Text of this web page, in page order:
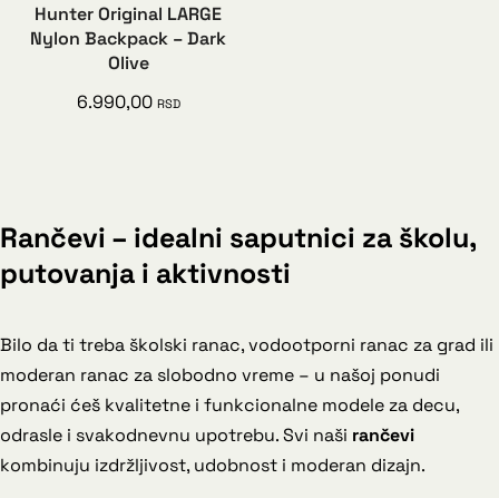
Hunter Original LARGE
Nylon Backpack – Dark
Olive
6.990,00 RSD
Rančevi – idealni saputnici za školu,
putovanja i aktivnosti
Bilo da ti treba školski ranac, vodootporni ranac za grad ili
moderan ranac za slobodno vreme – u našoj ponudi
pronaći ćeš kvalitetne i funkcionalne modele za decu,
odrasle i svakodnevnu upotrebu. Svi naši rančevi
kombinuju izdržljivost, udobnost i moderan dizajn.